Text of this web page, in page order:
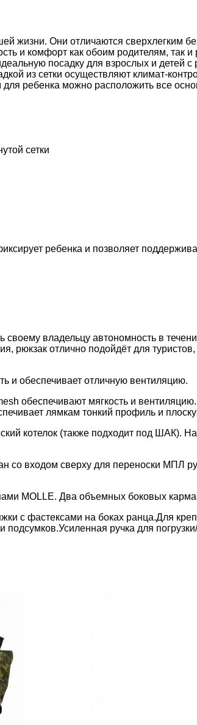
жизни. Они отличаются
и комфорт как обоим родителям, так
посадку для взрослых и детей
из сетки осуществляют климат-
ребенка можно расположить все
сетки
ребенка и позволяет
владельцу автономность в
рюкзак отлично подойдёт для
и обеспечивает отличную вентиляцию.
обеспечивают мягкость и
лямкам тонкий профиль и
котелок (также подходит под ШАК).
со входом сверху для переноски МПЛ
MOLLE. Два объемных боковых
с фастексами на боках ранца.Для
подсумков.Усиленная ручка для